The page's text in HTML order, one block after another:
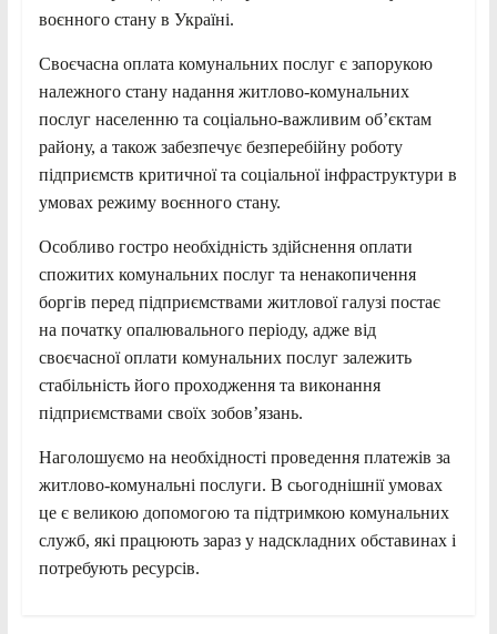
воєнного стану в Україні.
Своєчасна оплата комунальних послуг є запорукою
належного стану надання житлово-комунальних
послуг населенню та соціально-важливим обʼєктам
району, а також забезпечує безперебійну роботу
підприємств критичної та соціальної інфраструктури в
умовах режиму воєнного стану.
Особливо гостро необхідність здійснення оплати
спожитих комунальних послуг та ненакопичення
боргів перед підприємствами житлової галузі постає
на початку опалювального періоду, адже від
своєчасної оплати комунальних послуг залежить
стабільність його проходження та виконання
підприємствами своїх зобовʼязань.
Наголошуємо на необхідності проведення платежів за
житлово-комунальні послуги. В сьогоднішнії умовах
це є великою допомогою та підтримкою комунальних
служб, які працюють зараз у надскладних обставинах і
потребують ресурсів.